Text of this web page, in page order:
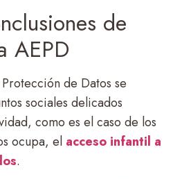
de
AEPD
de Datos se
sociales delicados
como es el caso de los
ocupa, el acceso infantil a
.